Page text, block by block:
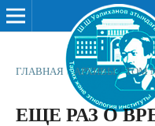
ГЛАВНАЯ / АРХИВЫ / ТОМ
ЕЩЕ РАЗ О